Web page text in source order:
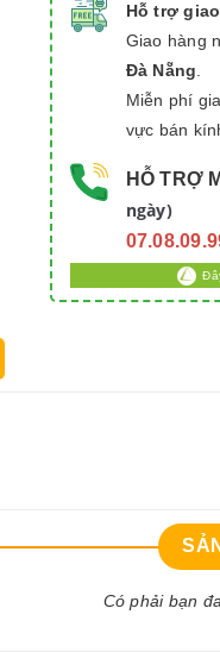
Hỗ trợ
Giao hàng
Đà Nẵng
Miễn phí
vực bán
HỖ TRỢ
ngày)
Có phải bạn